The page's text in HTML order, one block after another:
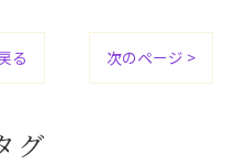
る 次のページ >
グ